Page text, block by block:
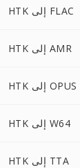
HTK إلى FLAC
HTK إلى AMR
HTK إلى OPUS
HTK إلى W64
HTK إلى TTA